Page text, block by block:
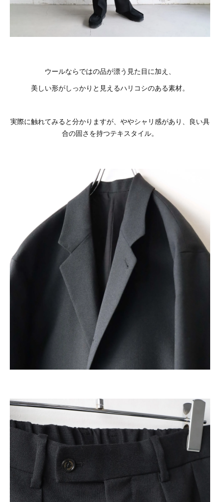
ウールならではの品が漂う見た目に加え、
美しい形がしっかりと見えるハリコシのある素材。
実際に触れてみると分かりますが、ややシャリ感があり、良い具
合の固さを持つテキスタイル。